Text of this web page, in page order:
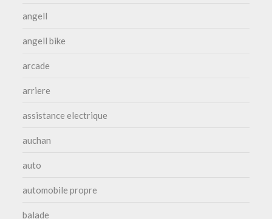
angell
angell bike
arcade
arriere
assistance electrique
auchan
auto
automobile propre
balade